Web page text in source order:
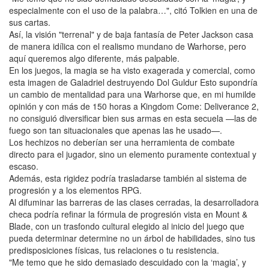
especialmente con el uso de la palabra…", citó Tolkien en una de
sus cartas.
Así, la visión "terrenal" y de baja fantasía de Peter Jackson casa
de manera idílica con el realismo mundano de Warhorse, pero
aquí queremos algo diferente, más palpable.
En los juegos, la magia se ha visto exagerada y comercial, como
esta imagen de Galadriel destruyendo Dol Guldur Esto supondría
un cambio de mentalidad para una Warhorse que, en mi humilde
opinión y con más de 150 horas a Kingdom Come: Deliverance 2,
no consiguió diversificar bien sus armas en esta secuela —las de
fuego son tan situacionales que apenas las he usado—.
Los hechizos no deberían ser una herramienta de combate
directo para el jugador, sino un elemento puramente contextual y
escaso.
Además, esta rigidez podría trasladarse también al sistema de
progresión y a los elementos RPG.
Al difuminar las barreras de las clases cerradas, la desarrolladora
checa podría refinar la fórmula de progresión vista en Mount &
Blade, con un trasfondo cultural elegido al inicio del juego que
pueda determinar determine no un árbol de habilidades, sino tus
predisposiciones físicas, tus relaciones o tu resistencia.
"Me temo que he sido demasiado descuidado con la ‘magia’, y